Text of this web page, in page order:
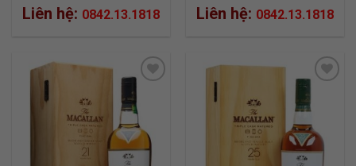
Liên hệ: 0842.13.1818 Liên hệ: 0842.13.1818
ADD TO
WISHLIST
ADD TO
WISHLIST